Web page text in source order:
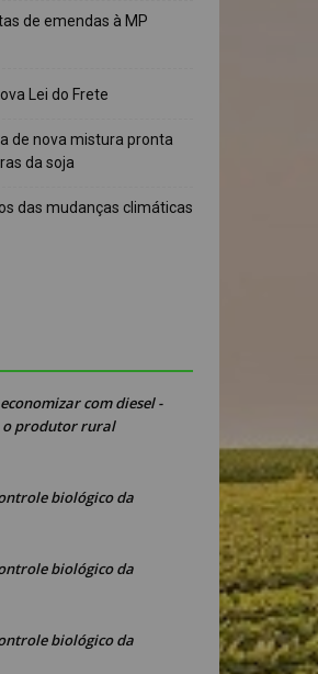
de emendas à MP
Lei do Frete
de nova mistura pronta
da soja
das mudanças climáticas
com diesel -
o produtor rural
biológico da
biológico da
biológico da